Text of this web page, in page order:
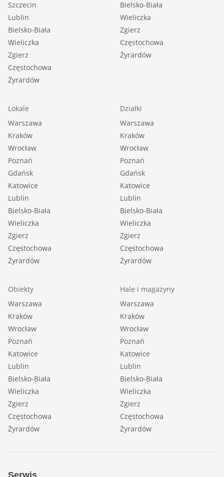
Szczecin
Lublin
Bielsko-Biała
Wieliczka
Zgierz
Częstochowa
Żyrardów
Bielsko-Biała
Wieliczka
Zgierz
Częstochowa
Żyrardów
Lokale
Warszawa
Kraków
Wrocław
Poznań
Gdańsk
Katowice
Lublin
Bielsko-Biała
Wieliczka
Zgierz
Częstochowa
Żyrardów
Działki
Warszawa
Kraków
Wrocław
Poznań
Gdańsk
Katowice
Lublin
Bielsko-Biała
Wieliczka
Zgierz
Częstochowa
Żyrardów
Obiekty
Warszawa
Kraków
Wrocław
Poznań
Katowice
Lublin
Bielsko-Biała
Wieliczka
Zgierz
Częstochowa
Żyrardów
Hale i magazyny
Warszawa
Kraków
Wrocław
Poznań
Katowice
Lublin
Bielsko-Biała
Wieliczka
Zgierz
Częstochowa
Żyrardów
Serwis